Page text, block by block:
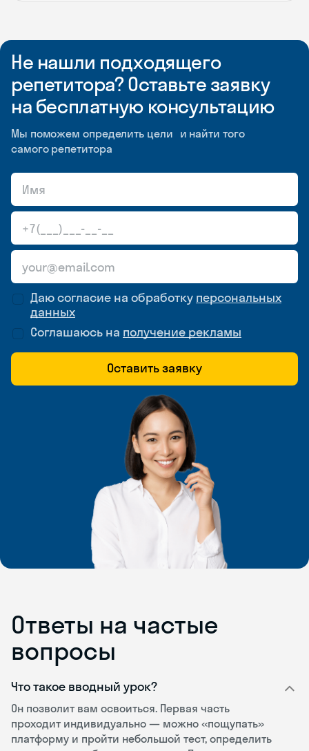
Не нашли подходящего
репетитора? Оставьте заявку
на бесплатную консультацию
Мы поможем определить цели и найти того
самого репетитора
Даю согласие на обработку персональных
данных
Соглашаюсь на получение рекламы
Оставить заявку
Ответы на частые
вопросы
Что такое вводный урок?
Он позволит вам освоиться. Первая часть
проходит индивидуально — можно «пощупать»
платформу и пройти небольшой тест, определить